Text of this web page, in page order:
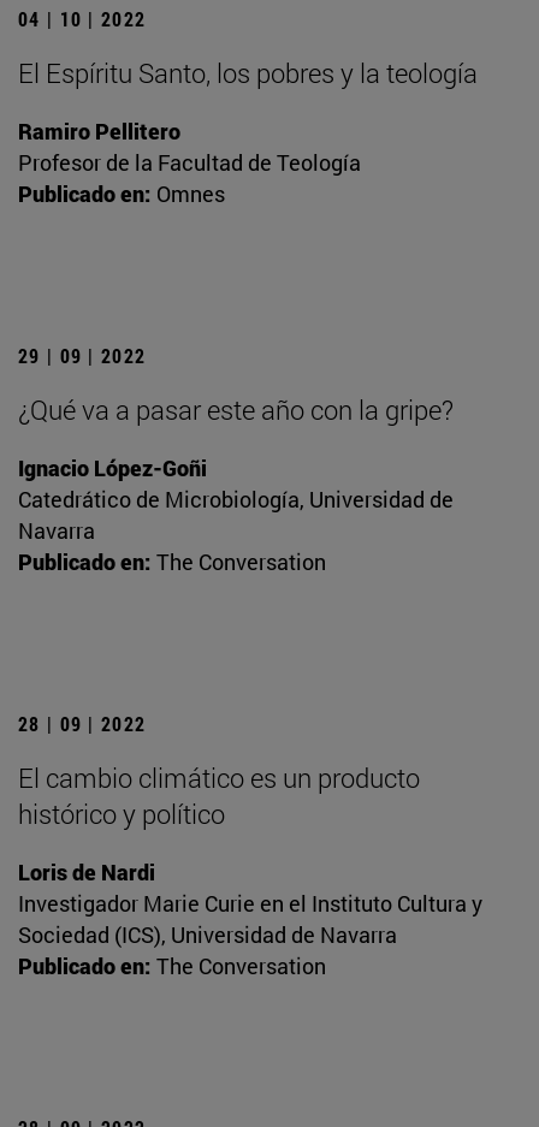
04 | 10 | 2022
El Espíritu Santo, los pobres y la teología
Ramiro Pellitero
Profesor de la Facultad de Teología
Publicado en: Omnes
29 | 09 | 2022
¿Qué va a pasar este año con la gripe?
Ignacio López-Goñi
Catedrático de Microbiología, Universidad de
Navarra
Publicado en: The Conversation
28 | 09 | 2022
El cambio climático es un producto
histórico y político
Loris de Nardi
Investigador Marie Curie en el Instituto Cultura y
Sociedad (ICS), Universidad de Navarra
Publicado en: The Conversation